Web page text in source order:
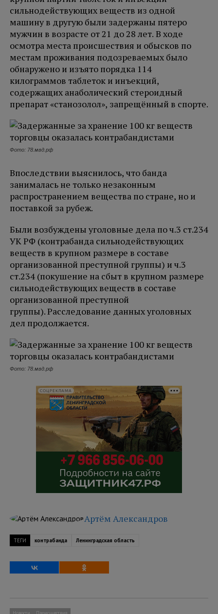
сильнодействующих веществ из одной
машину в другую были задержаны пятеро
мужчин в возрасте от 21 до 28 лет. В ходе
осмотра места происшествия и обысков по
местам проживания подозреваемых было
обнаружено и изъято порядка 114
килограммов таблеток и инъекций,
содержащих анаболический стероидный
препарат «станозолол», запрещённый в спорте.
Фото: 78.мвд.рф
Впоследствии выяснилось, что банда
занималась не только незаконным
распространением вещества по стране, но и
поставкой за рубеж.
Были возбуждены уголовные дела по ч.3 ст.234
УК РФ (контрабанда сильнодействующих
веществ в крупном размере в составе
организованной преступной группы) и ч.3
ст.234 (покушение на сбыт в крупном размере
сильнодействующих веществ в составе
организованной преступной
группы). Расследование данных уголовных
дел продолжается.
Фото: 78.мвд.рф
СОЦРЕКЛАМА
Артём Александров
ТЕГИ контрабанда Ленинградская область